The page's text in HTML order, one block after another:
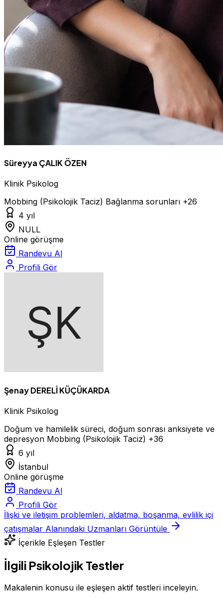
Süreyya ÇALIK ÖZEN
Klinik Psikolog
Mobbing (Psikolojik Taciz) Bağlanma sorunları +26
4 yıl
NULL
Online görüşme
Randevu Al
Profili Gör
Şenay DERELİ KÜÇÜKARDA
Klinik Psikolog
Doğum ve hamilelik süreci, doğum sonrası anksiyete ve
depresyon Mobbing (Psikolojik Taciz) +36
6 yıl
İstanbul
Online görüşme
Randevu Al
Profili Gör
İlişki ve iletişim problemleri, aldatma, boşanma, evlilik içi
çatışmalar Alanındaki Uzmanları Görüntüle
İçerikle Eşleşen Testler
İlgili Psikolojik Testler
Makalenin konusu ile eşleşen aktif testleri inceleyin.